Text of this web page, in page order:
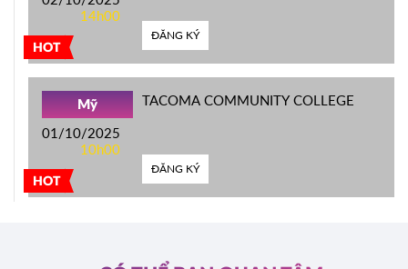
HOT
14h00
ĐĂNG KÝ
HOT
Mỹ
01/10/2025
10h00
TACOMA COMMUNITY COLLEGE
ĐĂNG KÝ